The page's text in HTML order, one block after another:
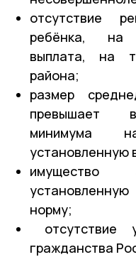
отсутствие
ребёнка, на
выплата, на
района;
размер
превышает
минимума
установленную
имущество
норму;
отсутствие
гражданства